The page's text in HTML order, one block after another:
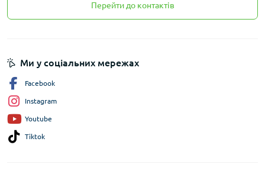
Перейти до контактів
Ми у соціальних мережах
Facebook
Instagram
Youtube
Tiktok